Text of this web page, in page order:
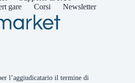
gare
Corsi Newsletter
l’aggiudicatario il termine di